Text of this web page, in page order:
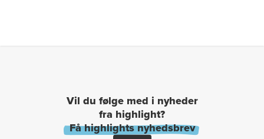
Vil du følge med i nyheder
fra highlight?
Få highlights nyhedsbrev